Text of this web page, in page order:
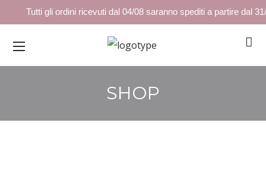
Tutti gli ordini ricevuti dal 04/08 saranno spediti a partire dal
SHOP